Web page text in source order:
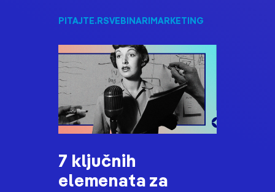
PITAJTE.RSVEBINARIMARKETING
7 ključnih
elemenata za